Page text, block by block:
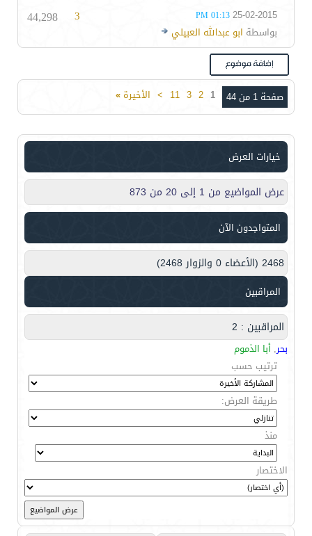
25-02-2015
01:13 PM
بواسطة ابو عبدالله العبيلي
3
44,298
صفحة 1 من 44 1
2
3
11
> الأخيرة»
خيارات العرض
عرض المواضيع من 1 إلى 20 من 873
المتواجدون الآن
2468 (الأعضاء 0 والزوار 2468)
المراقبين
المراقبين : 2
بحر, أبا الذموم
ترتيب حسب
طريقة العرض:
منذ
الاختصار